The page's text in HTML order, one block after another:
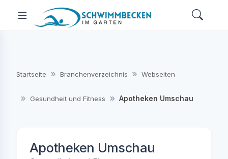
Startseite Branchenverzeichnis Webseiten
Gesundheit und Fitness Apotheken Umschau
Apotheken Umschau